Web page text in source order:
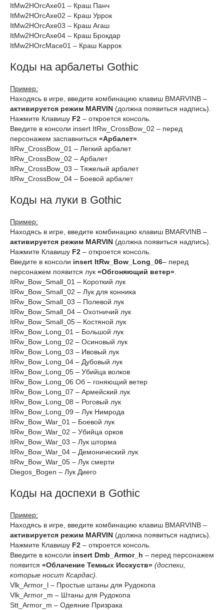
ItMw2HOrcAxe01 – Краш Панч
ItMw2HOrcAxe02 – Краш Уррок
ItMw2HOrcAxe03 – Краш Агаш
ItMw2HOrcAxe04 – Краш Брокдар
ItMw2HOrcMace01 – Краш Каррок
Коды на арбалеты Gothic
Пример:
Находясь в игре, введите комбинацию клавиш BMARVINB –
активируется режим MARVIN (должна появиться надпись).
Нажмите Клавишу F2 – откроется консоль.
Введите в консоли insert ItRw_CrossBow_02 – перед
персонажем заспавниться «Арбалет»
ItRw_CrossBow_01 – Легкий арбалет
ItRw_CrossBow_02 – Арбалет
ItRw_CrossBow_03 – Тяжелый арбалет
ItRw_CrossBow_04 – Боевой арбалет
Коды на луки в Gothic
Пример:
Находясь в игре, введите комбинацию клавиш BMARVINB –
активируется режим MARVIN (должна появиться надпись).
Нажмите Клавишу F2 – откроется консоль.
Введите в консоли insert ItRw_Bow_Long_06– перед
персонажем появится лук «Обгоняющий ветер»
ItRw_Bow_Small_01 – Короткий лук
ItRw_Bow_Small_02 – Лук для конника
ItRw_Bow_Small_03 – Полевой лук
ItRw_Bow_Small_04 – Охотничий лук
ItRw_Bow_Small_05 – Костяной лук
ItRw_Bow_Long_01 – Большой лук
ItRw_Bow_Long_02 – Осиновый лук
ItRw_Bow_Long_03 – Ивовый лук
ItRw_Bow_Long_04 – Дубовый лук
ItRw_Bow_Long_05 – Убийца волков
ItRw_Bow_Long_06 Об – гоняющий ветер
ItRw_Bow_Long_07 – Армейский лук
ItRw_Bow_Long_08 – Роговый лук
ItRw_Bow_Long_09 – Лук Нимрода
ItRw_Bow_War_01 – Боевой лук
ItRw_Bow_War_02 – Убийца орков
ItRw_Bow_War_03 – Лук шторма
ItRw_Bow_War_04 – Демонический лук
ItRw_Bow_War_05 – Лук смерти
Diegos_Bogen – Лук Диего
Коды на доспехи в Gothic
Пример:
Находясь в игре, введите комбинацию клавиш BMARVINB –
активируется режим MARVIN (должна появиться надпись).
Нажмите Клавишу F2 – откроется консоль.
Введите в консоли insert Dmb_Armor_h – перед персонажем
появится «Облачение Темных Исскуств» (доспехи,
которые носит Ксардас).
Vlk_Armor_l – Простые штаны для Рудокопа
Vlk_Armor_m – Штаны для Рудокопа
Stt_Armor_m – Одеяние Призрака